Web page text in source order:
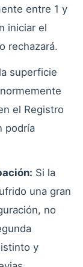
entre 1 y
iniciar el
rechazará.
superficie
el Registro
podría
Si la
una gran
no
y